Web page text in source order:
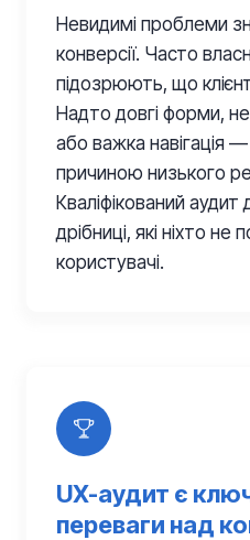
Невидимі проблеми
конверсії. Часто
підозрюють, що
Надто довгі форми,
або важка навігація
причиною низького
Кваліфікований
дрібниці, які ніхто не
користувачі.
UX-аудит є
переваги над